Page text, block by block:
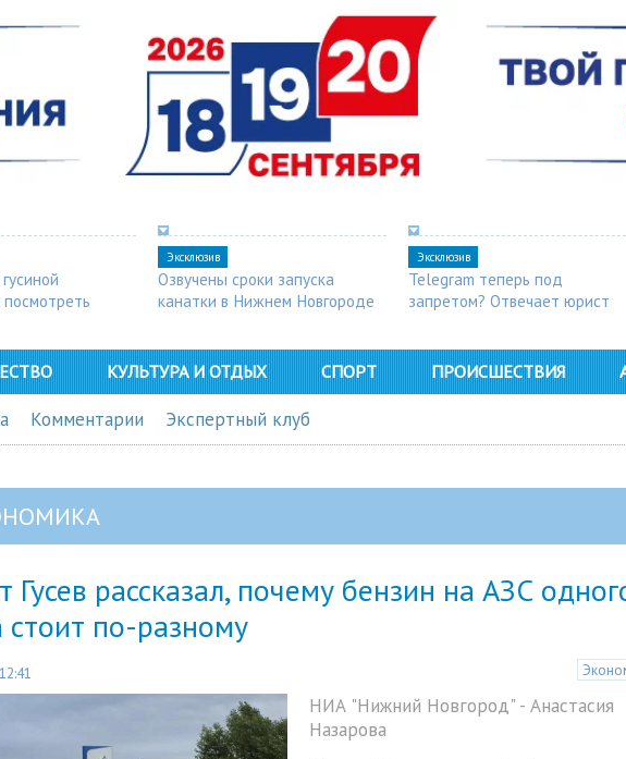
Эксклюзив
Озвучены сроки запуска
канатки в Нижнем Новгороде
Эксклюзив
Telegram теперь под
запретом? Отвечает юрист
КУЛЬТУРА И ОТДЫХ СПОРТ ПРОИСШЕСТВИЯ
Комментарии Экспертный клуб
Гусев рассказал, почему бензин на АЗС
стоит по-разному
НИА "Нижний Новгород" - Анастасия
Назарова